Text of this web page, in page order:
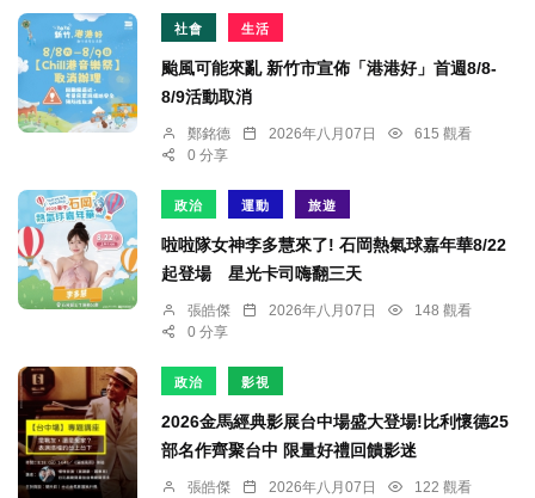
社會 生活
颱風可能來亂 新竹市宣佈「港港好」首週8/8-
8/9活動取消
鄭銘德 2026年八月07日
615 觀看
0 分享
政治 運動 旅遊
啦啦隊女神李多慧來了! 石岡熱氣球嘉年華8/22
起登場 星光卡司嗨翻三天
張皓傑 2026年八月07日
148 觀看
0 分享
政治 影視
2026金馬經典影展台中場盛大登場!比利懷德25
部名作齊聚台中 限量好禮回饋影迷
張皓傑 2026年八月07日
122 觀看